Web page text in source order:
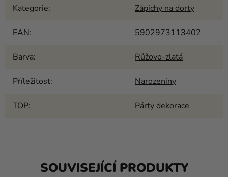
Kategorie: Zápichy na dorty
EAN: 5902973113402
Barva: Růžovo-zlatá
Příležitost: Narozeniny
TOP: Párty dekorace
SOUVISEJÍCÍ PRODUKTY